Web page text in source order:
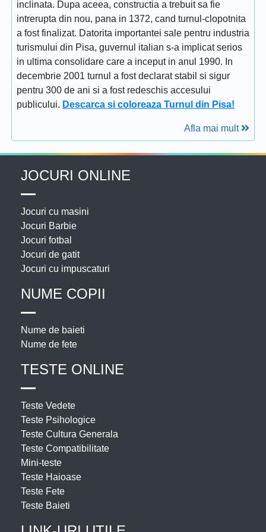
inclinata. Dupa aceea, constructia a trebuit sa fie
intrerupta din nou, pana in 1372, cand turnul-clopotnita
a fost finalizat. Datorita importantei sale pentru industria
turismului din Pisa, guvernul italian s-a implicat serios
in ultima consolidare care a inceput in anul 1990. In
decembrie 2001 turnul a fost declarat stabil si sigur
pentru 300 de ani si a fost redeschis accesului
publicului. Descarca si coloreaza Turnul din Pisa!
Afla mai mult
JOCURI ONLINE
Jocuri cu masini
Jocuri Barbie
Jocuri fotbal
Jocuri de gatit
Jocuri cu impuscaturi
NUME COPII
Nume de baieti
Nume de fete
TESTE ONLINE
Teste Vedete
Teste Psihologice
Teste Cultura Generala
Teste Compatibilitate
Mini-teste
Teste Haioase
Teste Fete
Teste Baieti